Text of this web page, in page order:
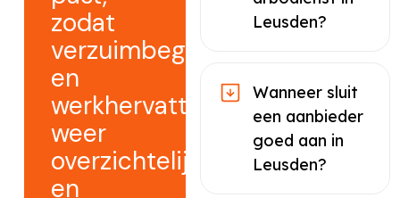
zodat
verzuimbegeleiding
en
werkhervatting
weer
overzichtelijk
en
Leusden?
Wanneer sluit
een aanbieder
goed aan in
Leusden?